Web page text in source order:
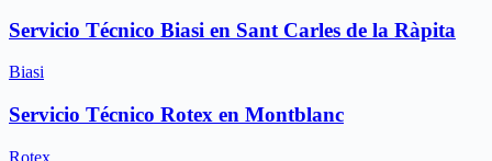
Servicio Técnico Biasi en Sant Carles de la Ràpita
Biasi
Servicio Técnico Rotex en Montblanc
Rotex